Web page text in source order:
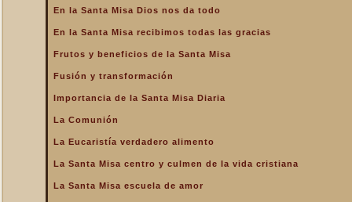
gloria a todos los santos
culmen de la vida cristiana
La Santa Misa centro y raíz
más saludable
La Santa Misa es el amor
En la Santa Misa Dios nos da todo
En la Santa Misa recibimos todas las gracias
Frutos y beneficios de la Santa Misa
Fusión y transformación
Importancia de la Santa Misa Diaria
La Comunión
La Eucaristía verdadero alimento
La Santa Misa centro y culmen de la vida cristiana
La Santa Misa escuela de amor